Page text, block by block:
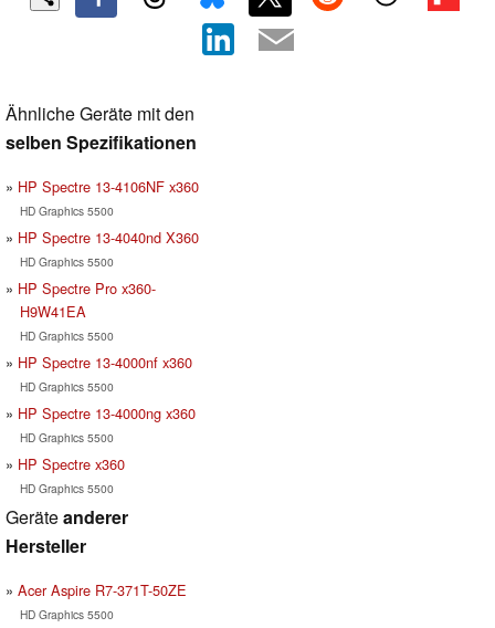
Ähnliche Geräte mit den
selben Spezifikationen
HP Spectre 13-4106NF x360
HD Graphics 5500
HP Spectre 13-4040nd X360
HD Graphics 5500
HP Spectre Pro x360-
H9W41EA
HD Graphics 5500
HP Spectre 13-4000nf x360
HD Graphics 5500
HP Spectre 13-4000ng x360
HD Graphics 5500
HP Spectre x360
HD Graphics 5500
Geräteanderer
Hersteller
Acer Aspire R7-371T-50ZE
HD Graphics 5500